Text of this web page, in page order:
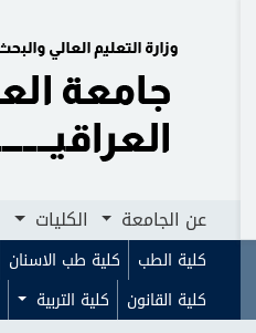
الكليات الجوائز
عن الجامعة الكليات
كلية الطب كلية طب الاسنان
كلية القانون
كلية التربية